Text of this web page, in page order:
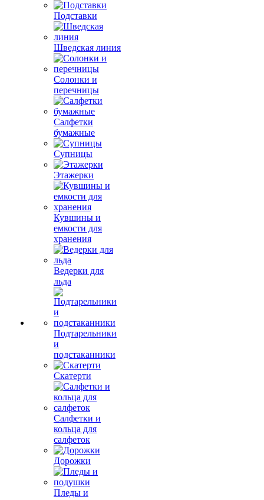
Подставки
Шведская линия
Солонки и
перечницы
Салфетки
бумажные
Супницы
Этажерки
Кувшины и
емкости для
хранения
Ведерки для
льда
Подтарельники
и
подстаканники
Скатерти
Салфетки и
кольца для
салфеток
Дорожки
Пледы и